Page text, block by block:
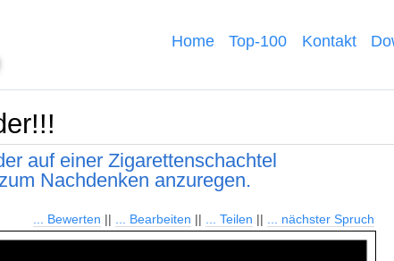
Home Top-100 Kontakt
auf einer Zigarettenschachtel
Nachdenken anzuregen.
... Bewerten || ... Bearbeiten || ... Teilen || ... nächster Spruch